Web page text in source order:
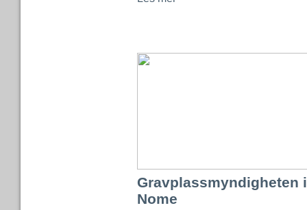
Gravplassmyndigheten i
Nome